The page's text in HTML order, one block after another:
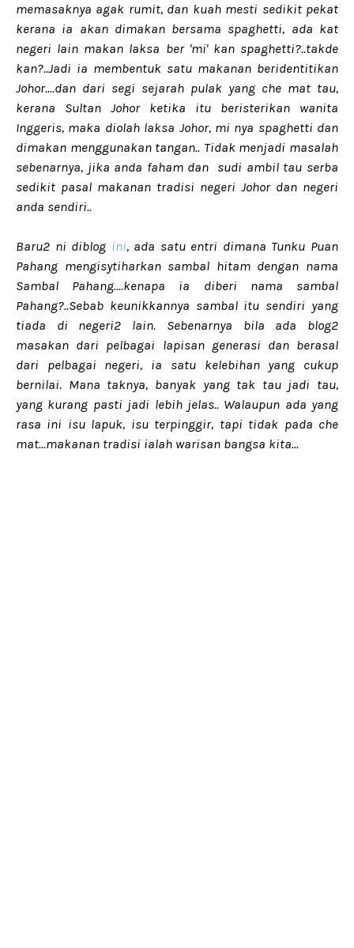
memasaknya agak rumit, dan kuah mesti sedikit pekat
kerana ia akan dimakan bersama spaghetti, ada kat
negeri lain makan laksa ber 'mi' kan spaghetti?..takde
kan?..Jadi ia membentuk satu makanan beridentitikan
Johor....dan dari segi sejarah pulak yang che mat tau,
kerana Sultan Johor ketika itu beristerikan wanita
Inggeris, maka diolah laksa Johor, mi nya spaghetti dan
dimakan menggunakan tangan.. Tidak menjadi masalah
sebenarnya, jika anda faham dan sudi ambil tau serba
sedikit pasal makanan tradisi negeri Johor dan negeri
anda sendiri..
Baru2 ni diblog ini, ada satu entri dimana Tunku Puan
Pahang mengisytiharkan sambal hitam dengan nama
Sambal Pahang....kenapa ia diberi nama sambal
Pahang?..Sebab keunikkannya sambal itu sendiri yang
tiada di negeri2 lain. Sebenarnya bila ada blog2
masakan dari pelbagai lapisan generasi dan berasal
dari pelbagai negeri, ia satu kelebihan yang cukup
bernilai. Mana taknya, banyak yang tak tau jadi tau,
yang kurang pasti jadi lebih jelas.. Walaupun ada yang
rasa ini isu lapuk, isu terpinggir, tapi tidak pada che
mat...makanan tradisi ialah warisan bangsa kita...